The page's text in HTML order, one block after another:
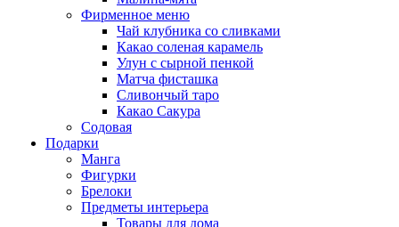
Фирменное меню
Чай клубника со сливками
Какао соленая карамель
Улун с сырной пенкой
Матча фисташка
Сливончый таро
Какао Сакура
Содовая
Подарки
Манга
Фигурки
Брелоки
Предметы интерьера
Товары для дома